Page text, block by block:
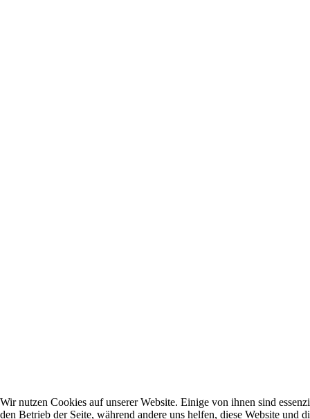
Wir nutzen Cookies auf unserer Website. Einige von ihnen sind
den Betrieb der Seite, während andere uns helfen, diese Website und